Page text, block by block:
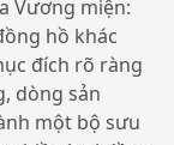
Vương miện:
hồ khác
đích rõ ràng
dòng sản
một bộ sưu